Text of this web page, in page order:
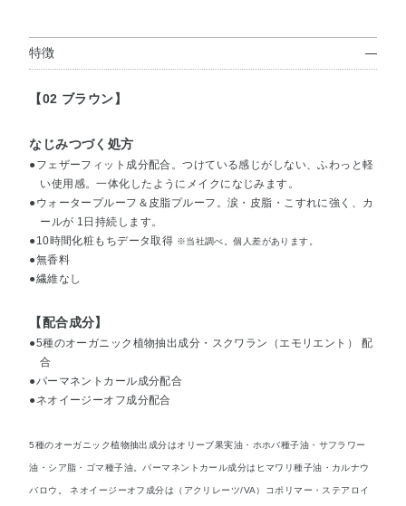
特徴
【02 ブラウン】
なじみつづく処方
●フェザーフィット成分配合。つけている感じがしない、ふわっと軽
い使用感。一体化したようにメイクになじみます。
●ウォータープルーフ＆皮脂プルーフ。涙・皮脂・こすれに強く、カ
ールが 1日持続します。
●10時間化粧もちデータ取得 ※当社調べ。個人差があります。
●無香料
●繊維なし
【配合成分】
●5種のオーガニック植物抽出成分・スクワラン（エモリエント） 配
合
●パーマネントカール成分配合
●ネオイージーオフ成分配合
5種のオーガニック植物抽出成分はオリーブ果実油・ホホバ種子油・サフラワー
油・シア脂・ゴマ種子油。パーマネントカール成分はヒマワリ種子油・カルナウ
バロウ。 ネオイージーオフ成分は（アクリレーツ/VA）コポリマー・ステアロイ